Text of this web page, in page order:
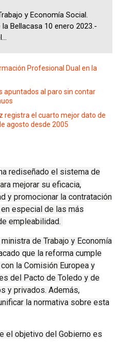
y Economía Social.
Bellacasa 10 enero 2023.-
Profesional Dual en la
apuntados al paro sin contar
registra el cuarto mejor dato de
agosto desde 2005
rediseñado el sistema de
mejorar su eficacia,
y promocionar la contratación
especial de las más
empleabilidad.
de Trabajo y Economía
que la reforma cumple
la Comisión Europea y
del Pacto de Toledo y de
y privados. Además,
la normativa sobre esta
el objetivo del Gobierno es